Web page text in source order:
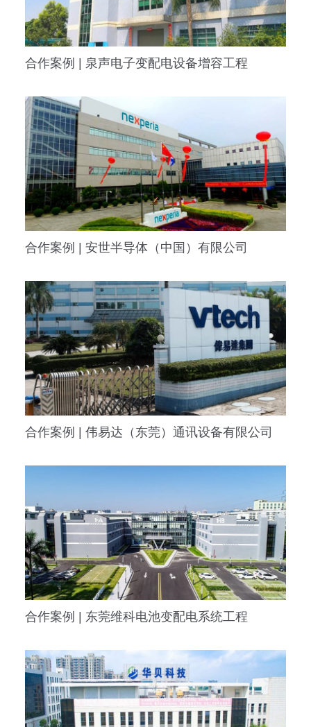
合作案例 | 泉声电子变配电设备增容工程
合作案例 | 安世半导体（中国）有限公司
合作案例 | 伟易达（东莞）通讯设备有限公司
合作案例 | 东莞维科电池变配电系统工程